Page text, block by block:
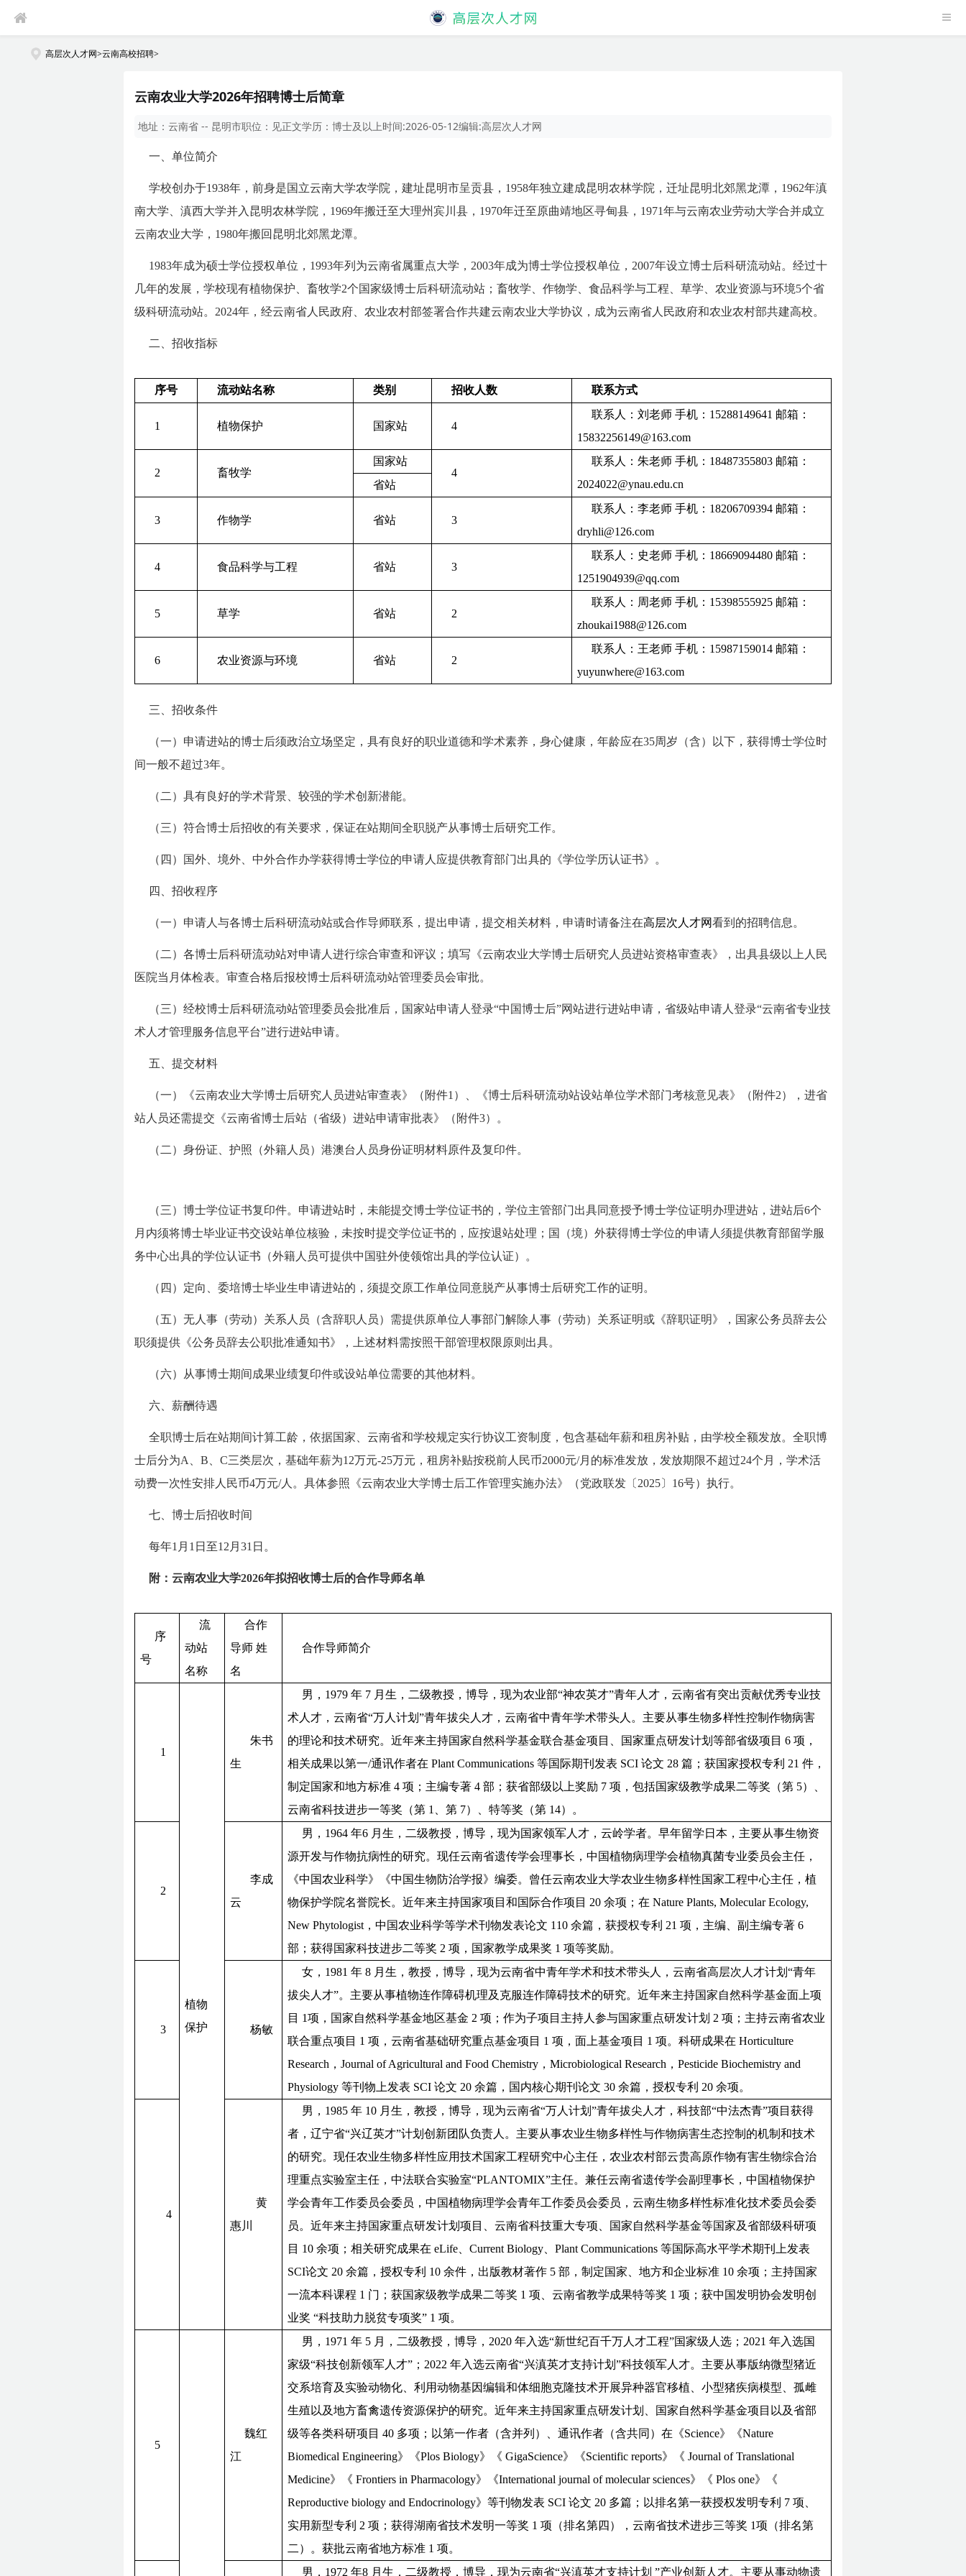
高层次人才网>云南高校招聘>
云南农业大学2026年招聘博士后简章
地址： 云南省 -- 昆明市职位： 见正文学历： 博士及以上时间:2026-05-12编辑:高层次人才网
一、单位简介
学校创办于1938年，前身是国立云南大学农学院，建址昆明市呈贡县，1958年独立建成昆明农林学院，迁址昆明北郊黑龙潭，1962年滇
南大学、滇西大学并入昆明农林学院，1969年搬迁至大理州宾川县，1970年迁至原曲靖地区寻甸县，1971年与云南农业劳动大学合并成立
云南农业大学，1980年搬回昆明北郊黑龙潭。
1983年成为硕士学位授权单位，1993年列为云南省属重点大学，2003年成为博士学位授权单位，2007年设立博士后科研流动站。经过十
几年的发展，学校现有植物保护、畜牧学2个国家级博士后科研流动站；畜牧学、作物学、食品科学与工程、草学、农业资源与环境5个省
级科研流动站。2024年，经云南省人民政府、农业农村部签署合作共建云南农业大学协议，成为云南省人民政府和农业农村部共建高校。
二、招收指标
序号 流动站名称 类别 招收人数 联系方式
1 植物保护 国家站 4
联系人：刘老师 手机：15288149641 邮箱：
15832256149@163.com
2 畜牧学
国家站
4
联系人：朱老师 手机：18487355803 邮箱：
2024022@ynau.edu.cn
省站
3 作物学 省站 3
联系人：李老师 手机：18206709394 邮箱：
dryhli@126.com
4 食品科学与工程 省站 3
联系人：史老师 手机：18669094480 邮箱：
1251904939@qq.com
5 草学 省站 2
联系人：周老师 手机：15398555925 邮箱：
zhoukai1988@126.com
6 农业资源与环境 省站 2
联系人：王老师 手机：15987159014 邮箱：
yuyunwhere@163.com
三、招收条件
（一）申请进站的博士后须政治立场坚定，具有良好的职业道德和学术素养，身心健康，年龄应在35周岁（含）以下，获得博士学位时
间一般不超过3年。
（二）具有良好的学术背景、较强的学术创新潜能。
（三）符合博士后招收的有关要求，保证在站期间全职脱产从事博士后研究工作。
（四）国外、境外、中外合作办学获得博士学位的申请人应提供教育部门出具的《学位学历认证书》。
四、招收程序
（一）申请人与各博士后科研流动站或合作导师联系，提出申请，提交相关材料，申请时请备注在高层次人才网看到的招聘信息。
（二）各博士后科研流动站对申请人进行综合审查和评议；填写《云南农业大学博士后研究人员进站资格审查表》，出具县级以上人民
医院当月体检表。审查合格后报校博士后科研流动站管理委员会审批。
（三）经校博士后科研流动站管理委员会批准后，国家站申请人登录“中国博士后”网站进行进站申请，省级站申请人登录“云南省专业技
术人才管理服务信息平台”进行进站申请。
五、提交材料
（一）《云南农业大学博士后研究人员进站审查表》（附件1）、《博士后科研流动站设站单位学术部门考核意见表》（附件2），进省
站人员还需提交《云南省博士后站（省级）进站申请审批表》（附件3）。
（二）身份证、护照（外籍人员）港澳台人员身份证明材料原件及复印件。
（三）博士学位证书复印件。申请进站时，未能提交博士学位证书的，学位主管部门出具同意授予博士学位证明办理进站，进站后6个
月内须将博士毕业证书交设站单位核验，未按时提交学位证书的，应按退站处理；国（境）外获得博士学位的申请人须提供教育部留学服
务中心出具的学位认证书（外籍人员可提供中国驻外使领馆出具的学位认证）。
（四）定向、委培博士毕业生申请进站的，须提交原工作单位同意脱产从事博士后研究工作的证明。
（五）无人事（劳动）关系人员（含辞职人员）需提供原单位人事部门解除人事（劳动）关系证明或《辞职证明》，国家公务员辞去公
职须提供《公务员辞去公职批准通知书》，上述材料需按照干部管理权限原则出具。
（六）从事博士期间成果业绩复印件或设站单位需要的其他材料。
六、薪酬待遇
全职博士后在站期间计算工龄，依据国家、云南省和学校规定实行协议工资制度，包含基础年薪和租房补贴，由学校全额发放。全职博
士后分为A、B、C三类层次，基础年薪为12万元-25万元，租房补贴按税前人民币2000元/月的标准发放，发放期限不超过24个月，学术活
动费一次性安排人民币4万元/人。具体参照《云南农业大学博士后工作管理实施办法》（党政联发〔2025〕16号）执行。
七、博士后招收时间
每年1月1日至12月31日。
附：云南农业大学2026年拟招收博士后的合作导师名单
序
号
流
动站
名称
合作
导师 姓
名
合作导师简介
1
植物
保护
朱书
生
男，1979 年 7 月生，二级教授，博导，现为农业部“神农英才”青年人才，云南省有突出贡献优秀专业技
术人才，云南省“万人计划”青年拔尖人才，云南省中青年学术带头人。主要从事生物多样性控制作物病害
的理论和技术研究。近年来主持国家自然科学基金联合基金项目、国家重点研发计划等部省级项目 6 项，
相关成果以第一/通讯作者在 Plant Communications 等国际期刊发表 SCI 论文 28 篇；获国家授权专利 21 件，
制定国家和地方标准 4 项；主编专著 4 部；获省部级以上奖励 7 项，包括国家级教学成果二等奖（第 5）、
云南省科技进步一等奖（第 1、第 7）、特等奖（第 14）。
2
李成
云
男，1964 年6 月生，二级教授，博导，现为国家领军人才，云岭学者。早年留学日本，主要从事生物资
源开发与作物抗病性的研究。现任云南省遗传学会理事长，中国植物病理学会植物真菌专业委员会主任，
《中国农业科学》《中国生物防治学报》编委。曾任云南农业大学农业生物多样性国家工程中心主任，植
物保护学院名誉院长。近年来主持国家项目和国际合作项目 20 余项；在 Nature Plants, Molecular Ecology,
New Phytologist，中国农业科学等学术刊物发表论文 110 余篇，获授权专利 21 项，主编、副主编专著 6
部；获得国家科技进步二等奖 2 项，国家教学成果奖 1 项等奖励。
3 杨敏
女，1981 年 8 月生，教授，博导，现为云南省中青年学术和技术带头人，云南省高层次人才计划“青年
拔尖人才”。主要从事植物连作障碍机理及克服连作障碍技术的研究。近年来主持国家自然科学基金面上项
目 1项，国家自然科学基金地区基金 2 项；作为子项目主持人参与国家重点研发计划 2 项；主持云南省农业
联合重点项目 1 项，云南省基础研究重点基金项目 1 项，面上基金项目 1 项。科研成果在 Horticulture
Research，Journal of Agricultural and Food Chemistry，Microbiological Research，Pesticide Biochemistry and
Physiology 等刊物上发表 SCI 论文 20 余篇，国内核心期刊论文 30 余篇，授权专利 20 余项。
4
黄
惠川
男，1985 年 10 月生，教授，博导，现为云南省“万人计划”青年拔尖人才，科技部“中法杰青”项目获得
者，辽宁省“兴辽英才”计划创新团队负责人。主要从事农业生物多样性与作物病害生态控制的机制和技术
的研究。现任农业生物多样性应用技术国家工程研究中心主任，农业农村部云贵高原作物有害生物综合治
理重点实验室主任，中法联合实验室“PLANTOMIX”主任。兼任云南省遗传学会副理事长，中国植物保护
学会青年工作委员会委员，中国植物病理学会青年工作委员会委员，云南生物多样性标准化技术委员会委
员。近年来主持国家重点研发计划项目、云南省科技重大专项、国家自然科学基金等国家及省部级科研项
目 10 余项；相关研究成果在 eLife、Current Biology、Plant Communications 等国际高水平学术期刊上发表
SCI论文 20 余篇，授权专利 10 余件，出版教材著作 5 部，制定国家、地方和企业标准 10 余项；主持国家
一流本科课程 1 门；获国家级教学成果二等奖 1 项、云南省教学成果特等奖 1 项；获中国发明协会发明创
业奖 “科技助力脱贫专项奖” 1 项。
5
魏红
江
男，1971 年 5 月，二级教授，博导，2020 年入选“新世纪百千万人才工程”国家级人选；2021 年入选国
家级“科技创新领军人才”；2022 年入选云南省“兴滇英才支持计划”科技领军人才。主要从事版纳微型猪近
交系培育及实验动物化、利用动物基因编辑和体细胞克隆技术开展异种器官移植、小型猪疾病模型、孤雌
生殖以及地方畜禽遗传资源保护的研究。近年来主持国家重点研发计划、国家自然科学基金项目以及省部
级等各类科研项目 40 多项；以第一作者（含并列）、通讯作者（含共同）在《Science》《Nature
Biomedical Engineering》《Plos Biology》《 GigaScience》《Scientific reports》《 Journal of Translational
Medicine》《 Frontiers in Pharmacology》《International journal of molecular sciences》《 Plos one》《
Reproductive biology and Endocrinology》等刊物发表 SCI 论文 20 多篇；以排名第一获授权发明专利 7 项、
实用新型专利 2 项；获得湖南省技术发明一等奖 1 项（排名第四），云南省技术进步三等奖 1项（排名第
二）。获批云南省地方标准 1 项。
男，1972 年8 月生，二级教授，博导，现为云南省“兴滇英才支持计划 ”产业创新人才。主要从事动物遗